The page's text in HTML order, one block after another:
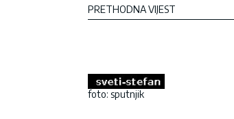
PRETHODNA VIJEST
foto: sputnjik